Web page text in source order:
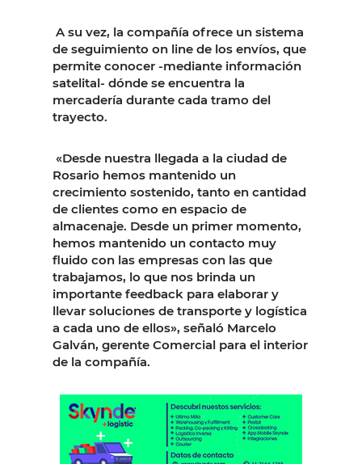
A su vez, la compañía ofrece un sistema
de seguimiento on line de los envíos, que
permite conocer -mediante información
satelital- dónde se encuentra la
mercadería durante cada tramo del
trayecto.
«Desde nuestra llegada a la ciudad de
Rosario hemos mantenido un
crecimiento sostenido, tanto en cantidad
de clientes como en espacio de
almacenaje. Desde un primer momento,
hemos mantenido un contacto muy
fluido con las empresas con las que
trabajamos, lo que nos brinda un
importante feedback para elaborar y
llevar soluciones de transporte y logística
a cada uno de ellos», señaló Marcelo
Galván, gerente Comercial para el interior
de la compañía.